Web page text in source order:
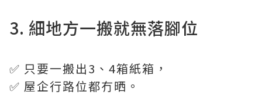
3. 細地方一搬就無落腳位
✅ 只要一搬出3、4箱紙箱，
✅ 屋企行路位都冇晒。